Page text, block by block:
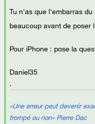
Tu n'as que l'embarras
beaucoup avant de poser
Pour iPhone : pose la
Daniel35
.
«Une erreur peut devenir
trompé ou non» Pierre Dac